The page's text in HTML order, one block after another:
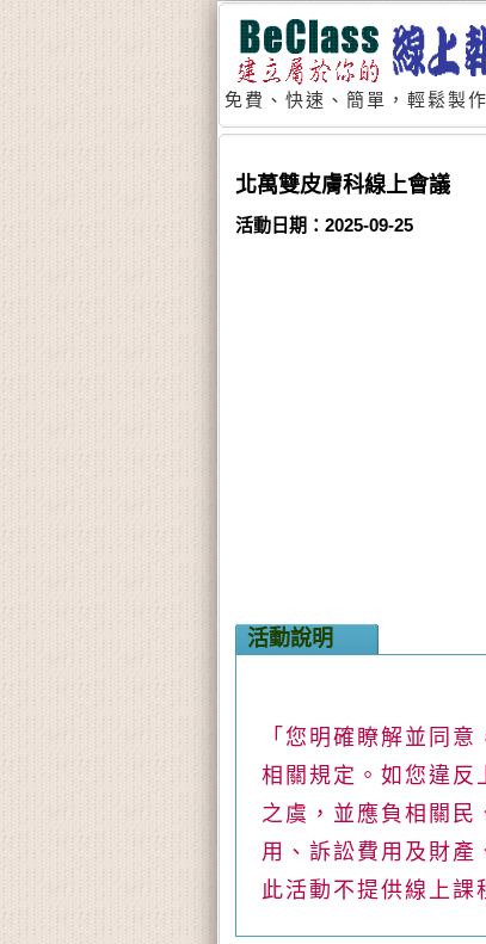
免費、快速、簡單，輕鬆製
北萬雙皮膚科線上會議
活動日期：2025-09-25
活動說明
「您明確瞭解並同
相關規定。如您違反
之虞，並應負相關民
用、訴訟費用及財產
此活動不提供線上課